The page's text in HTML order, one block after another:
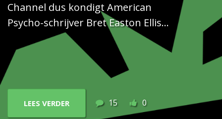
Channel dus kondigt American
Psycho-schrijver Bret Easton Ellis
een ongefundeerde bangmaakfilm
aan en publiceert de culinaire
media-moloch Food Network in de
Jaarlijks worden meer dan 70
miljoen haaien gedood waardoor
LEES VERDER 15 0